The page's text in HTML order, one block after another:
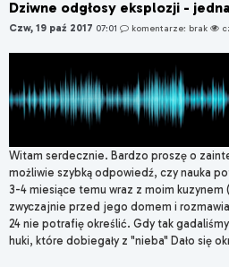
Dziwne odgłosy eksplozji -
Czw, 19 paź 2017 07:01 komentarze: brak
Witam serdecznie. Bardzo proszę o
możliwie szybką odpowiedź, czy nauka
3-4 miesiące temu wraz z moim
zwyczajnie przed jego domem i
24 nie potrafię określić. Gdy tak
huki, które dobiegały z "nieba" Dało się